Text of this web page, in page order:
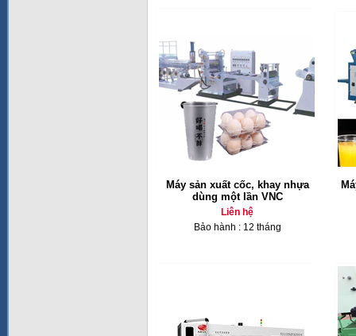
Máy sản xuất cốc, khay nhựa
dùng một lần VNC
Liên hệ
Bảo hành : 12 tháng